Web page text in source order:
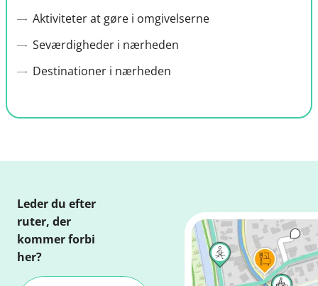
Aktiviteter at gøre i omgivelserne
Seværdigheder i nærheden
Destinationer i nærheden
Leder du efter
ruter, der
kommer forbi
her?